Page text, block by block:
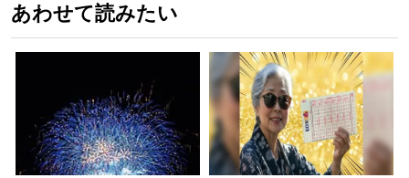
あわせて読みたい